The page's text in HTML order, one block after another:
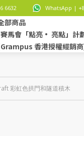
6632 WhatsApp |
部商品
馬會「點亮• 亮點」計
香港授權經銷
彩虹色拱門和隧道積木